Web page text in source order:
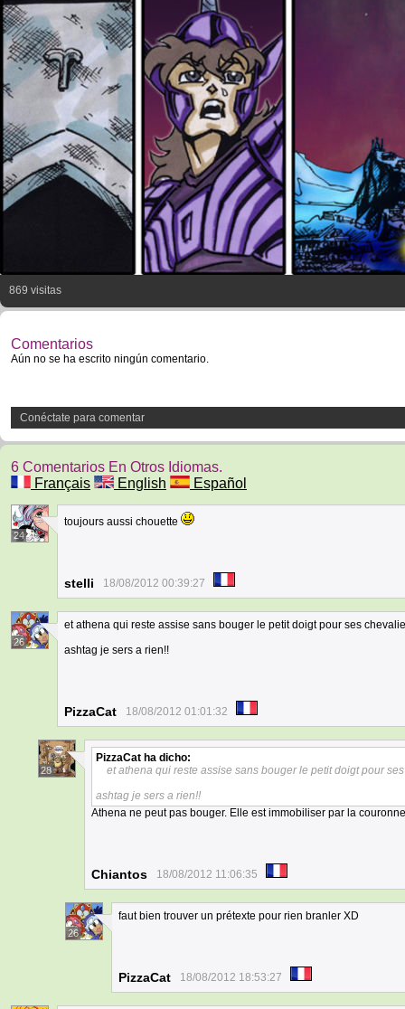
869 visitas
Comentarios
Aún no se ha escrito ningún comentario.
Conéctate para comentar
6 Comentarios En Otros Idiomas.
Français
English Español
24
toujours aussi chouette
stelli 18/08/2012 00:39:27
26
et athena qui reste assise sans bouger le petit doigt pour ses
ashtag je sers a rien!!
PizzaCat 18/08/2012 01:01:32
28
PizzaCat ha dicho:
et athena qui reste assise sans bouger le petit doigt pour
ashtag je sers a rien!!
Athena ne peut pas bouger. Elle est immobiliser par la
Chiantos 18/08/2012 11:06:35
26
faut bien trouver un prétexte pour rien branler XD
PizzaCat 18/08/2012 18:53:27